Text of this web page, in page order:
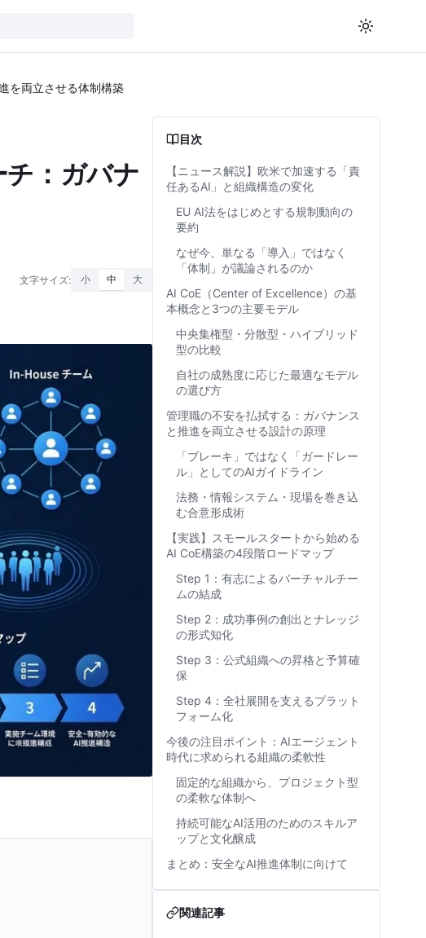
を両立させる体制構築
：ガバナ
文字サイズ: 小 中 大
目次
【ニュース解説】欧米で加速する「責
任あるAI」と組織構造の変化
EU AI法をはじめとする規制動向の
要約
なぜ今、単なる「導入」ではなく
「体制」が議論されるのか
AI CoE（Center of Excellence）の基
本概念と3つの主要モデル
中央集権型・分散型・ハイブリッド
型の比較
自社の成熟度に応じた最適なモデル
の選び方
管理職の不安を払拭する：ガバナンス
と推進を両立させる設計の原理
「ブレーキ」ではなく「ガードレー
ル」としてのAIガイドライン
法務・情報システム・現場を巻き込
む合意形成術
【実践】スモールスタートから始める
AI CoE構築の4段階ロードマップ
Step 1：有志によるバーチャルチー
ムの結成
Step 2：成功事例の創出とナレッジ
の形式知化
Step 3：公式組織への昇格と予算確
保
Step 4：全社展開を支えるプラット
フォーム化
今後の注目ポイント：AIエージェント
時代に求められる組織の柔軟性
固定的な組織から、プロジェクト型
の柔軟な体制へ
持続可能なAI活用のためのスキルア
ップと文化醸成
まとめ：安全なAI推進体制に向けて
関連記事